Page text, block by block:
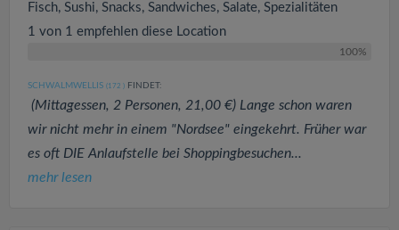
Fisch, Sushi, Snacks, Sandwiches, Salate, Spezialitäten
1 von 1 empfehlen diese Location
100%
SCHWALMWELLIS (172 ) FINDET:
(Mittagessen, 2 Personen, 21,00 €) Lange schon waren
wir nicht mehr in einem "Nordsee" eingekehrt. Früher war
es oft DIE Anlaufstelle bei Shoppingbesuchen...
mehr lesen